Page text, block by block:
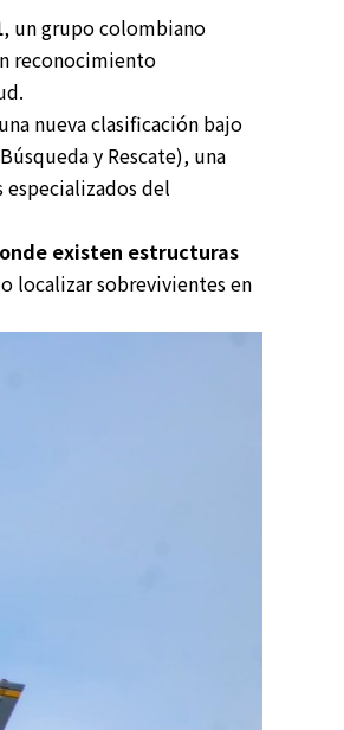
, un grupo colombiano
reconocimiento
nueva clasificación bajo
y Rescate), una
del
existen estructuras
localizar sobrevivientes en